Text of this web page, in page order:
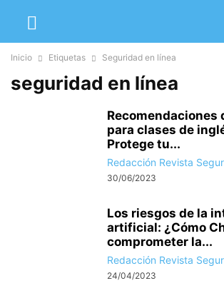
Inicio Etiquetas Seguridad en línea
seguridad en línea
Recomendaciones
para clases de
Protege tu...
Redacción Revista
30/06/2023
Los riesgos de la
artificial: ¿Cómo
comprometer la...
Redacción Revista
24/04/2023